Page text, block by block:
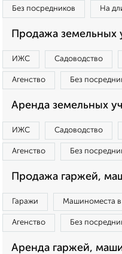
Без посредников На
Продажа земельных
ИЖС Садоводство
Агенство Без
Аренда земельных
ИЖС Садоводство
Агенство Без
Продажа гаржей,
Гаражи Машиноместа в
Агенство Без
Аренда гаржей,